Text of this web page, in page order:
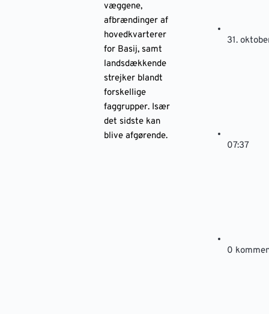
væggene,
afbrændinger af
hovedkvarterer
for Basij, samt
landsdækkende
strejker blandt
forskellige
faggrupper. Især
det sidste kan
blive afgørende.
31.
07:37
0